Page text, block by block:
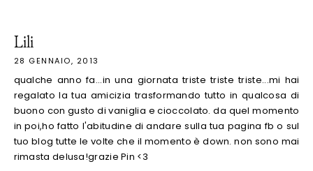
Lili
28 GENNAIO, 2013
qualche anno fa...in una giornata triste triste triste...mi hai
regalato la tua amicizia trasformando tutto in qualcosa di
buono con gusto di vaniglia e cioccolato. da quel momento
in poi,ho fatto l'abitudine di andare sulla tua pagina fb o sul
tuo blog tutte le volte che il momento è down. non sono mai
rimasta delusa!grazie Pin <3